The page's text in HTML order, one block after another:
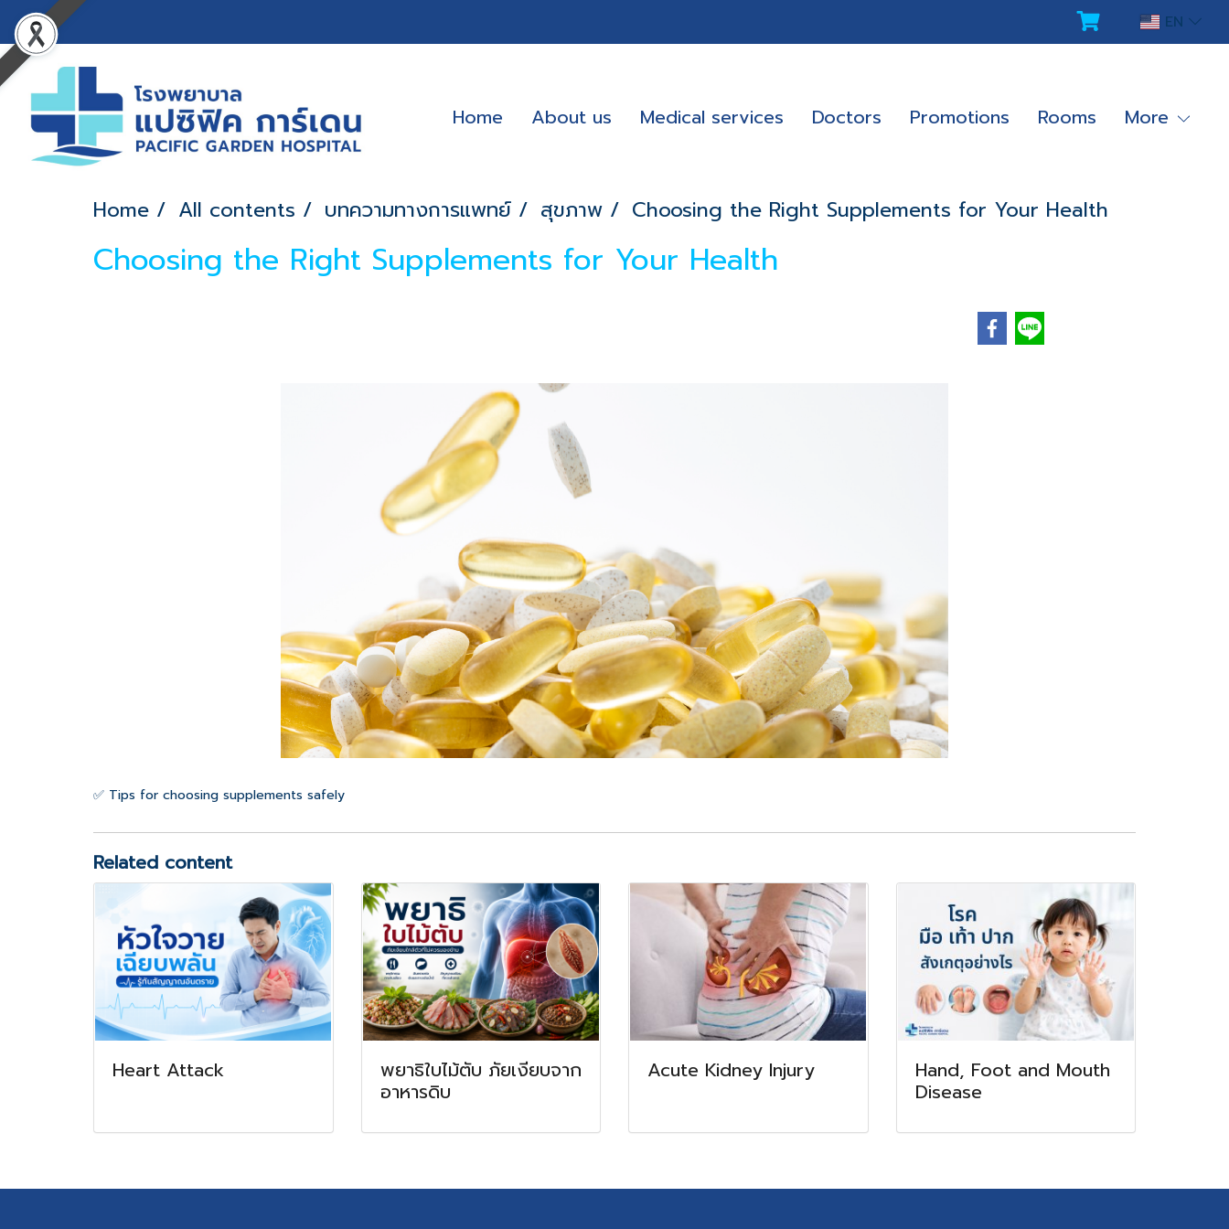
EN
Home About us Medical services Doctors Promotions Rooms More
Home All contents บทความทางการแพทย์ สุขภาพ Choosing the Right Supplements for Your Health
Choosing the Right Supplements for Your Health
✅ Tips for choosing supplements safely
Related content
Heart Attack
พยาธิใบไม้ตับ ภัยเงียบจาก
อาหารดิบ
Acute Kidney Injury
Hand, Foot and Mouth
Disease